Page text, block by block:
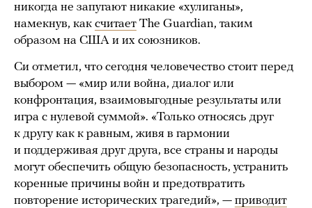
никогда не запугают никакие «хулиганы»,
намекнув, как считает The Guardian, таким
образом на США и их союзников.
Си отметил, что сегодня человечество стоит перед
выбором — «мир или война, диалог или
конфронтация, взаимовыгодные результаты или
игра с нулевой суммой». «Только относясь друг
к другу как к равным, живя в гармонии
и поддерживая друг друга, все страны и народы
могут обеспечить общую безопасность, устранить
коренные причины войн и предотвратить
повторение исторических трагедий», — приводит